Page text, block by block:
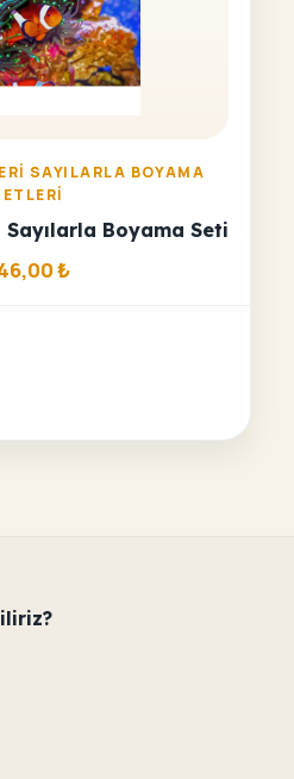
SAYILARLA BOYAMA
Sayılarla Boyama Seti
₺